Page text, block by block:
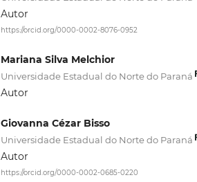
Autor
https://orcid.org/0000-0002-8076-0952
Mariana Silva Melchior
Universidade Estadual do Norte do Paraná
Autor
Giovanna Cézar Bisso
Universidade Estadual do Norte do Paraná
Autor
https://orcid.org/0000-0002-0685-0220